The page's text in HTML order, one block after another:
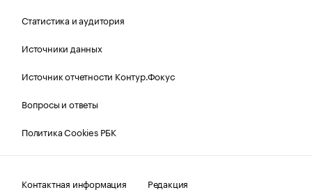
Статистика и аудитория
Источники данных
Источник отчетности Контур.Фокус
Вопросы и ответы
Политика Cookies РБК
Контактная информация Редакция